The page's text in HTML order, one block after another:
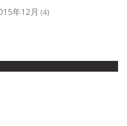
年12月 (4)